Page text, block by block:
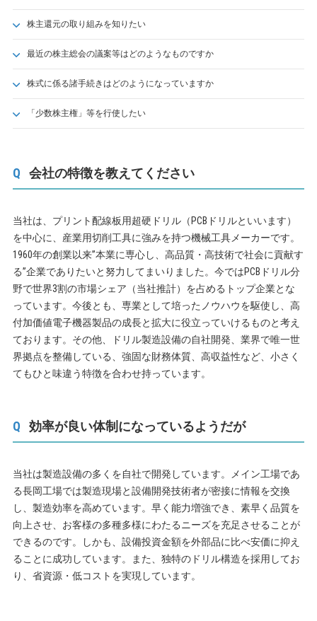
株主還元の取り組みを知りたい
最近の株主総会の議案等はどのようなものですか
株式に係る諸手続きはどのようになっていますか
「少数株主権」等を行使したい
会社の特徴を教えてください
当社は、プリント配線板用超硬ドリル（PCBドリルといいます）
を中心に、産業用切削工具に強みを持つ機械工具メーカーです。
1960年の創業以来”本業に専心し、高品質・高技術で社会に貢献す
る”企業でありたいと努力してまいりました。今ではPCBドリル分
野で世界3割の市場シェア（当社推計）を占めるトップ企業とな
っています。今後とも、専業として培ったノウハウを駆使し、高
付加価値電子機器製品の成長と拡大に役立っていけるものと考え
ております。その他、ドリル製造設備の自社開発、業界で唯一世
界拠点を整備している、強固な財務体質、高収益性など、小さく
てもひと味違う特徴を合わせ持っています。
効率が良い体制になっているようだが
当社は製造設備の多くを自社で開発しています。メイン工場であ
る長岡工場では製造現場と設備開発技術者が密接に情報を交換
し、製造効率を高めています。早く能力増強でき、素早く品質を
向上させ、お客様の多種多様にわたるニーズを充足させることが
できるのです。しかも、設備投資金額を外部品に比べ安価に抑え
ることに成功しています。また、独特のドリル構造を採用してお
り、省資源・低コストを実現しています。